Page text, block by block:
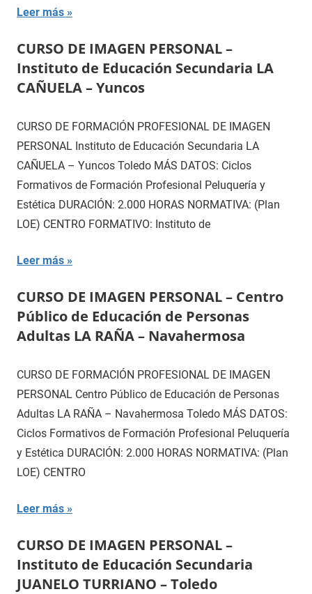
Leer más
CURSO DE IMAGEN PERSONAL –
Instituto de Educación Secundaria LA
CAÑUELA – Yuncos
CURSO DE FORMACIÓN PROFESIONAL DE IMAGEN
PERSONAL Instituto de Educación Secundaria LA
CAÑUELA – Yuncos Toledo MÁS DATOS: Ciclos
Formativos de Formación Profesional Peluquería y
Estética DURACIÓN: 2.000 HORAS NORMATIVA: (Plan
LOE) CENTRO FORMATIVO: Instituto de
Leer más
CURSO DE IMAGEN PERSONAL – Centro
Público de Educación de Personas
Adultas LA RAÑA – Navahermosa
CURSO DE FORMACIÓN PROFESIONAL DE IMAGEN
PERSONAL Centro Público de Educación de Personas
Adultas LA RAÑA – Navahermosa Toledo MÁS DATOS:
Ciclos Formativos de Formación Profesional Peluquería
y Estética DURACIÓN: 2.000 HORAS NORMATIVA: (Plan
LOE) CENTRO
Leer más
CURSO DE IMAGEN PERSONAL –
Instituto de Educación Secundaria
JUANELO TURRIANO – Toledo